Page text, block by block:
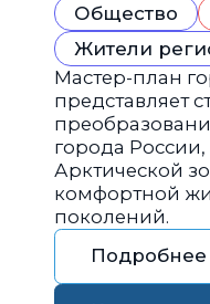
Общество
Жители
Мастер-план
представляет
города
Арктической
комфортной
поколений.
Подробнее